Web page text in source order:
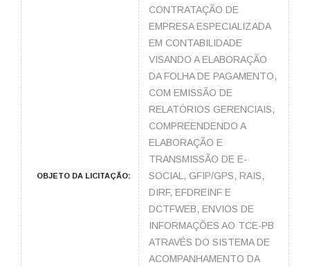
OBJETO DA LICITAÇÃO:
CONTRATAÇÃO DE
EMPRESA ESPECIALIZADA
EM CONTABILIDADE
VISANDO A ELABORAÇÃO
DA FOLHA DE PAGAMENTO,
COM EMISSÃO DE
RELATÓRIOS GERENCIAIS,
COMPREENDENDO A
ELABORAÇÃO E
TRANSMISSÃO DE E-
SOCIAL, GFIP/GPS, RAIS,
DIRF, EFDREINF E
DCTFWEB, ENVIOS DE
INFORMAÇÕES AO TCE-PB
ATRAVÉS DO SISTEMA DE
ACOMPANHAMENTO DA